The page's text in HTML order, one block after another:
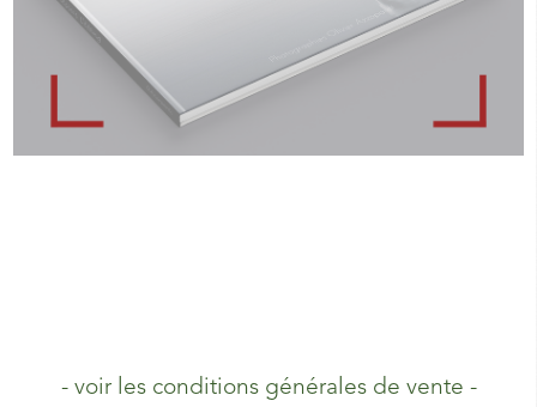
- voir les conditions générales de vente -